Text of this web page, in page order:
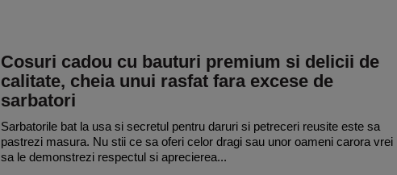
Cosuri cadou cu bauturi premium si delicii de
calitate, cheia unui rasfat fara excese de
sarbatori
Sarbatorile bat la usa si secretul pentru daruri si petreceri reusite este sa
pastrezi masura. Nu stii ce sa oferi celor dragi sau unor oameni carora vrei
sa le demonstrezi respectul si aprecierea...